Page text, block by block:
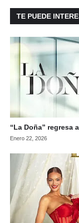
TE PUEDE
“La Doña” regresa
Enero 22, 2026